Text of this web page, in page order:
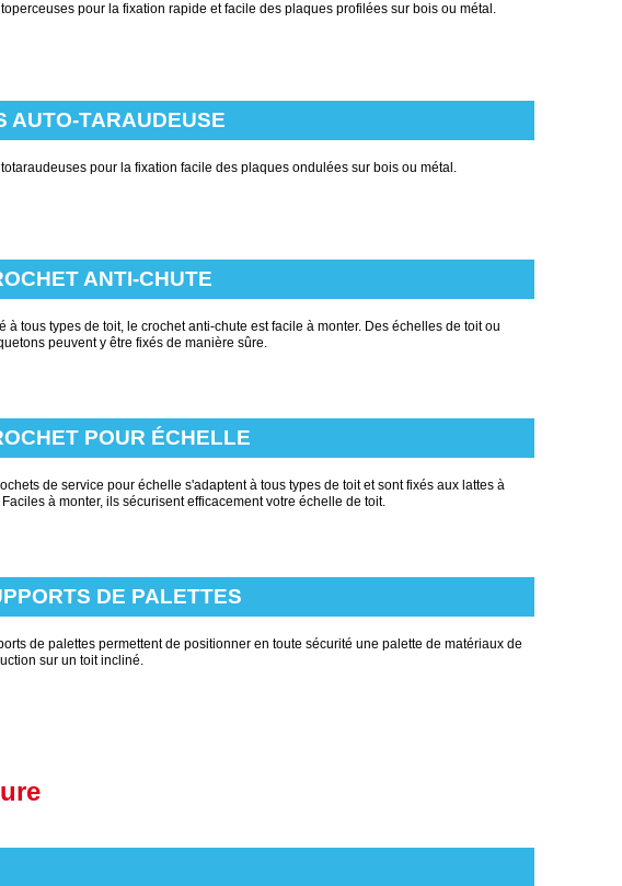
pour la fixation rapide et facile des plaques profilées sur bois ou métal.
AUTO-TARAUDEUSE
pour la fixation facile des plaques ondulées sur bois ou métal.
ANTI-CHUTE
à tous types de toit, le crochet anti-chute est facile à monter. Des échelles de toit ou
peuvent y être fixés de manière sûre.
POUR ÉCHELLE
de service pour échelle s'adaptent à tous types de toit et sont fixés aux lattes à
à monter, ils sécurisent efficacement votre échelle de toit.
DE PALETTES
de palettes permettent de positionner en toute sécurité une palette de matériaux de
sur un toit incliné.